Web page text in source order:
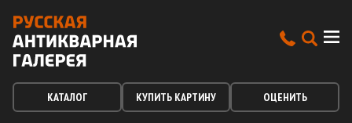
КАТАЛОГ КУПИТЬ КАРТИНУ ОЦЕНИТЬ